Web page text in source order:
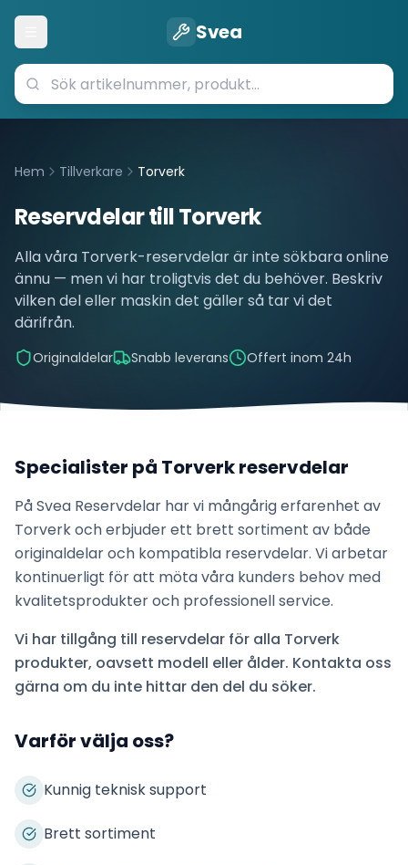
Öppna meny Svea
Hem Tillverkare Torverk
Reservdelar tillTorverk
Alla våra Torverk-reservdelar är inte sökbara online
ännu — men vi har troligtvis det du behöver. Beskriv
vilken del eller maskin det gäller så tar vi det
därifrån.
Originaldelar Snabb leverans Offert inom 24h
Specialister på Torverkreservdelar
På Svea Reservdelar har vi mångårig erfarenhet av
Torverkoch erbjuder ett brett sortiment av både
originaldelar och kompatibla reservdelar. Vi arbetar
kontinuerligt för att möta våra kunders behov med
kvalitetsprodukter och professionell service.
Vi har tillgång till reservdelar för alla Torverk
produkter, oavsett modell eller ålder. Kontakta oss
gärna om du inte hittar den del du söker.
Varför välja oss?
Kunnig teknisk support
Brett sortiment